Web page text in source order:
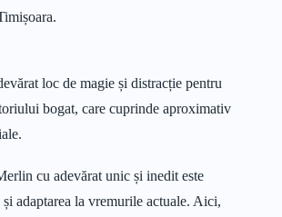
loc de magie și distracție pentru
bogat, care cuprinde aproximativ
cu adevărat unic și inedit este
și adaptarea la vremurile actuale. Aici,